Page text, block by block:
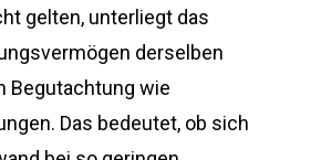
gelten, unterliegt das
derselben
Begutachtung wie
Das bedeutet, ob sich